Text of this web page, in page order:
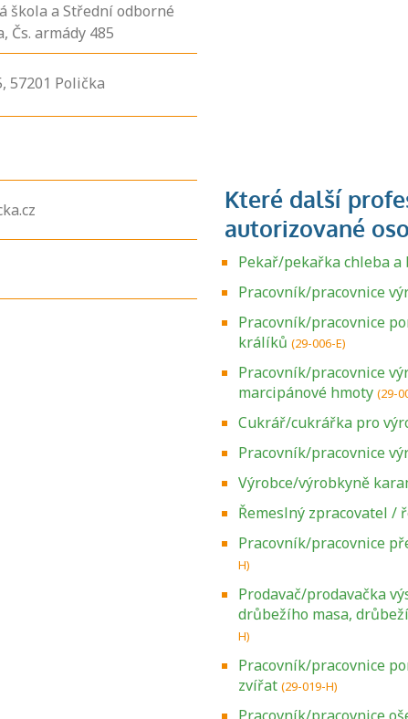
škola a Střední odborné
Čs. armády 485
57201 Polička
Pekař/pekařka chleba a
Pracovník/pracovnice
Pracovník/pracovnice
králíků (29-006-E)
Pracovník/pracovnice
marcipánové hmoty (29-
Cukrář/cukrářka pro
Pracovník/pracovnice
Výrobce/výrobkyně
Řemeslný zpracovatel /
Pracovník/pracovnice
H)
Prodavač/prodavačka
drůbežího masa,
H)
Pracovník/pracovnice
zvířat (29-019-H)